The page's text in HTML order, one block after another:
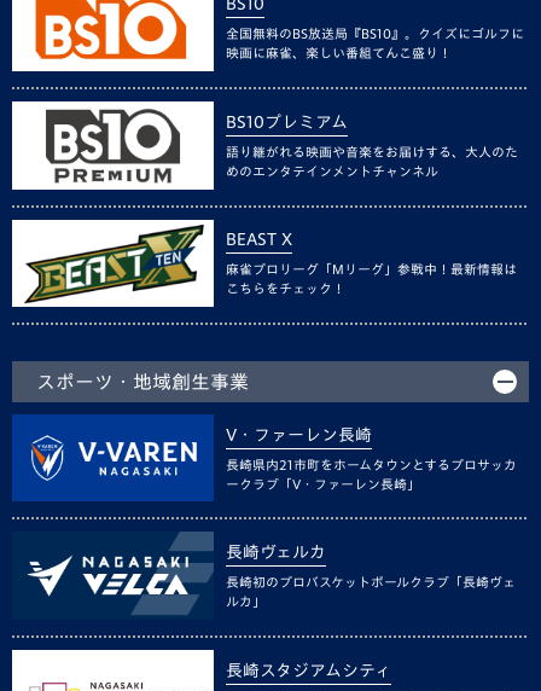
BS10
全国無料のBS放送局『BS10』。クイズにゴルフに
映画に麻雀、楽しい番組てんこ盛り！
BS10プレミアム
語り継がれる映画や音楽をお届けする、大人のた
めのエンタテインメントチャンネル
BEAST X
麻雀プロリーグ「Mリーグ」参戦中！最新情報は
こちらをチェック！
スポーツ・地域創生事業
V・ファーレン長崎
長崎県内21市町をホームタウンとするプロサッカ
ークラブ「V・ファーレン長崎」
長崎ヴェルカ
長崎初のプロバスケットボールクラブ「長崎ヴェ
ルカ」
長崎スタジアムシティ